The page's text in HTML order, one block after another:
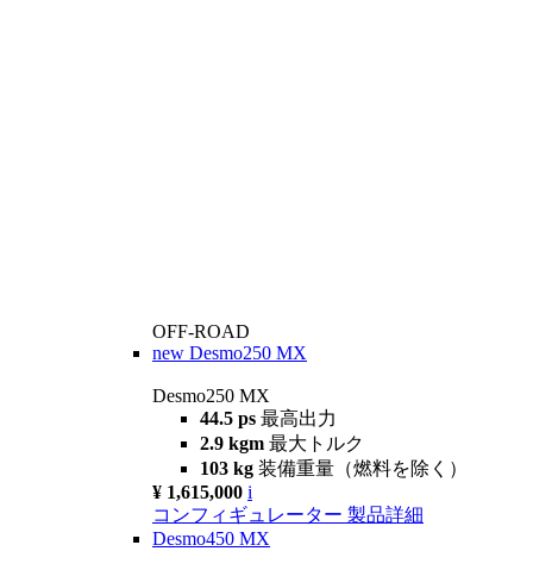
OFF-ROAD
new Desmo250 MX
Desmo250 MX
44.5 ps 最高出力
2.9 kgm 最大トルク
103 kg 装備重量（燃料を除く）
¥ 1,615,000 i
コンフィギュレーター 製品詳細
Desmo450 MX